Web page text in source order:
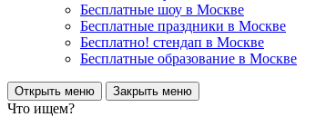
Бесплатные шоу в Москве
Бесплатные праздники в Москве
Бесплатно! стендап в Москве
Бесплатные образование в Москве
Открыть меню Закрыть меню
Что ищем?